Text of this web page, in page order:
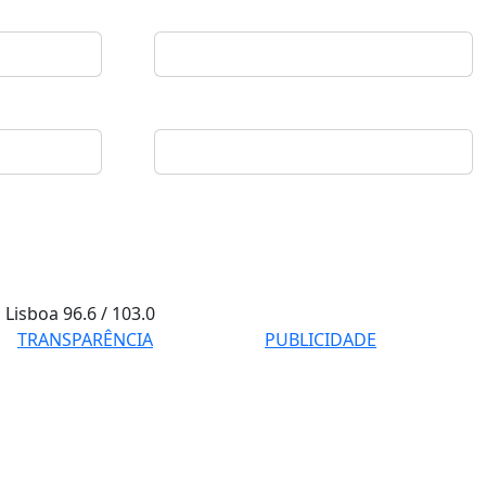
Lisboa96.6 / 103.0
TRANSPARÊNCIA
PUBLICIDADE